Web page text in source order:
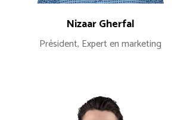
Nizaar Gherfal
Président, Expert en marketing